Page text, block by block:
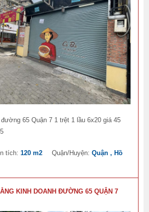
65 Quận 7 1 trệt 1 lầu 6x20 giá 45
tích:120 m2 Quận/Huyện:Quận , Hồ
KINH DOANH ĐƯỜNG 65 QUẬN 7